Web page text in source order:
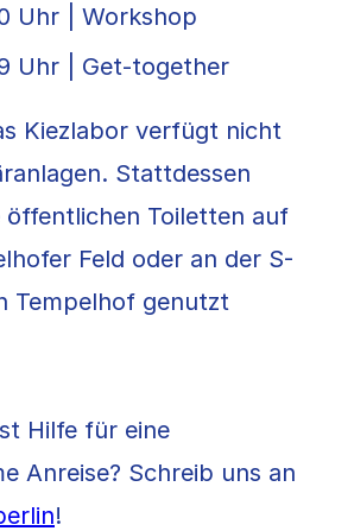
Uhr | Workshop
Uhr | Get-together
Kiezlabor verfügt nicht
Stattdessen
öffentlichen Toiletten auf
Feld oder an der S-
Tempelhof genutzt
Hilfe für eine
Anreise? Schreib uns an
!